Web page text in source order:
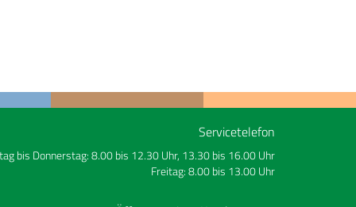
Servicetelefon
bis Donnerstag: 8.00 bis 12.30 Uhr, 13.30 bis 16.00 Uhr
Freitag: 8.00 bis 13.00 Uhr